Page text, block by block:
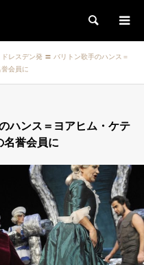
検索
ドレスデン発 〓 バリトン歌手のハンス＝
会員に
ハンス＝ヨアヒム・ケテ
名誉会員に